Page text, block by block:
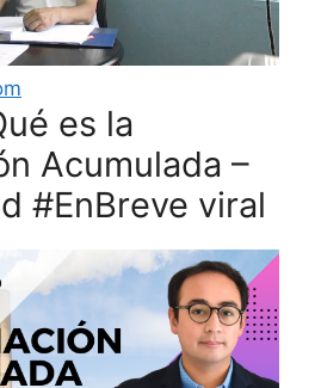
es la
Acumulada –
#EnBreve viral